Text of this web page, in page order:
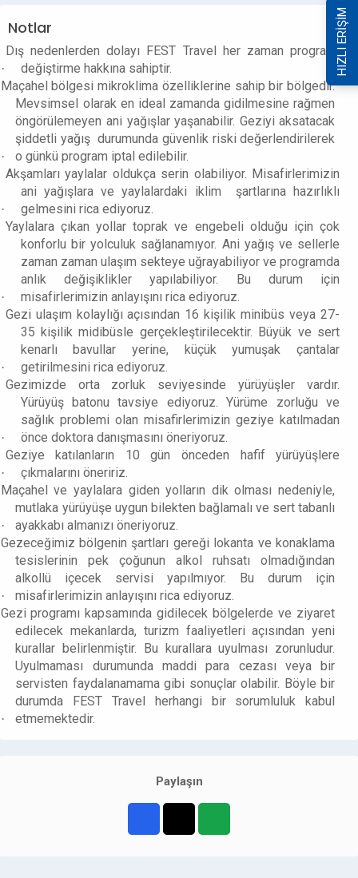
Notlar
·
Dış nedenlerden dolayı FEST Travel her zaman programı
değiştirme hakkına sahiptir.
·
Maçahel bölgesi mikroklima özelliklerine sahip bir bölgedir.
Mevsimsel olarak en ideal zamanda gidilmesine rağmen
öngörülemeyen ani yağışlar yaşanabilir. Geziyi aksatacak
şiddetli yağış durumunda güvenlik riski değerlendirilerek
o günkü program iptal edilebilir.
·
Akşamları yaylalar oldukça serin olabiliyor. Misafirlerimizin
ani yağışlara ve yaylalardaki iklim şartlarına hazırlıklı
gelmesini rica ediyoruz.
·
Yaylalara çıkan yollar toprak ve engebeli olduğu için çok
konforlu bir yolculuk sağlanamıyor. Ani yağış ve sellerle
zaman zaman ulaşım sekteye uğrayabiliyor ve programda
anlık değişiklikler yapılabiliyor. Bu durum için
misafirlerimizin anlayışını rica ediyoruz.
·
Gezi ulaşım kolaylığı açısından 16 kişilik minibüs veya 27-
35 kişilik midibüsle gerçekleştirilecektir. Büyük ve sert
kenarlı bavullar yerine, küçük yumuşak çantalar
getirilmesini rica ediyoruz.
·
Gezimizde orta zorluk seviyesinde yürüyüşler vardır.
Yürüyüş batonu tavsiye ediyoruz. Yürüme zorluğu ve
sağlık problemi olan misafirlerimizin geziye katılmadan
önce doktora danışmasını öneriyoruz.
·
Geziye katılanların 10 gün önceden hafif yürüyüşlere
çıkmalarını öneririz.
·
Maçahel ve yaylalara giden yolların dik olması nedeniyle,
mutlaka yürüyüşe uygun bilekten bağlamalı ve sert tabanlı
ayakkabı almanızı öneriyoruz.
·
Gezeceğimiz bölgenin şartları gereği lokanta ve konaklama
tesislerinin pek çoğunun alkol ruhsatı olmadığından
alkollü içecek servisi yapılmıyor. Bu durum için
misafirlerimizin anlayışını rica ediyoruz.
·
Gezi programı kapsamında gidilecek bölgelerde ve ziyaret
edilecek mekanlarda, turizm faaliyetleri açısından yeni
kurallar belirlenmiştir. Bu kurallara uyulması zorunludur.
Uyulmaması durumunda maddi para cezası veya bir
servisten faydalanamama gibi sonuçlar olabilir. Böyle bir
durumda FEST Travel herhangi bir sorumluluk kabul
etmemektedir.
Paylaşın
HIZLI ERİŞİM